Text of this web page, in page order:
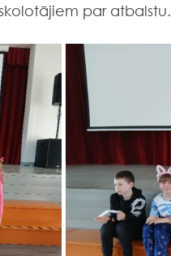
par atbalstu.